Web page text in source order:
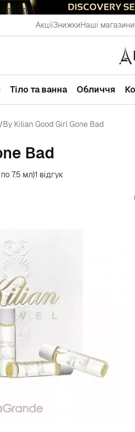
АкціїЗнижкиНаші магазини
Тіло та ванна Обличчя
/By Kilian Good Girl Gone Bad
Bad
7.5 мл)1 відгук